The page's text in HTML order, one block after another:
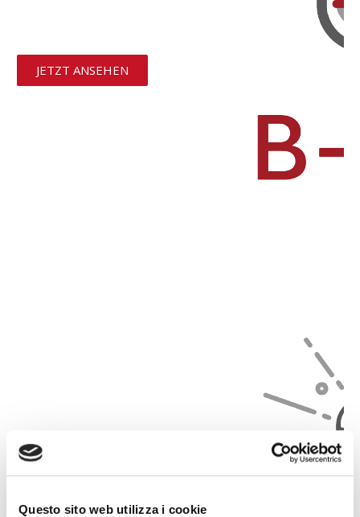
Questo sito web utilizza i cookie
JETZT ANSEHEN